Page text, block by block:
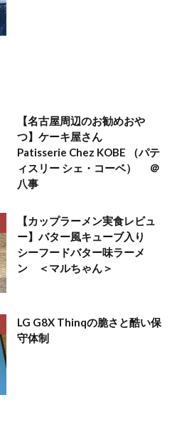
【名古屋周辺のお勧めおや
つ】ケーキ屋さん
Patisserie Chez KOBE （パテ
ィスリー シェ・コーベ） ＠
八事
【カップラーメン実食レビュ
ー】バター風キューブ入り
シーフードバター味ラーメ
ン ＜マルちゃん＞
LG G8X Thinqの脆さと酷い保
守体制